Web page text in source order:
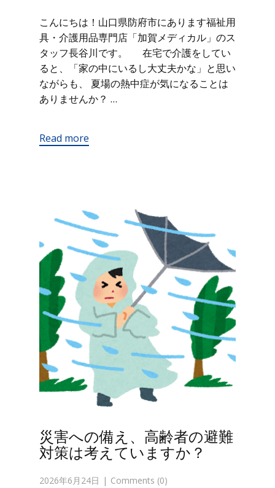
こんにちは！山口県防府市にあります福祉用
具・介護用品専門店「加賀メディカル」のス
タッフ長谷川です。 在宅で介護をしてい
ると、「家の中にいるし大丈夫かな」と思い
ながらも、 夏場の熱中症が気になることは
ありませんか？ …
Read more
災害への備え、高齢者の避難
対策は考えていますか？
2026年6月24日 Comments (0)